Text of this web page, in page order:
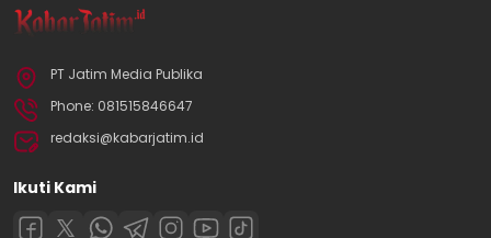
PT Jatim Media Publika
Phone: 081515846647
redaksi@kabarjatim.id
Ikuti Kami